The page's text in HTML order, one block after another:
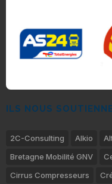
ILS NOUS
2C-Consulting Alkio
Bretagne Mobilité GNV
Cirrus Compresseurs